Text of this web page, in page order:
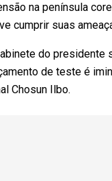
na península
cumprir suas
do presidente
de teste é
Chosun Ilbo.